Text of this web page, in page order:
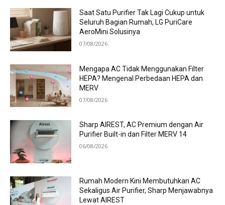
Saat Satu Purifier Tak Lagi Cukup untuk
Seluruh Bagian Rumah, LG PuriCare
AeroMini Solusinya
07/08/2026
Mengapa AC Tidak Menggunakan Filter
HEPA? Mengenal Perbedaan HEPA dan
MERV
07/08/2026
Sharp AIREST, AC Premium dengan Air
Purifier Built-in dan Filter MERV 14
06/08/2026
Rumah Modern Kini Membutuhkan AC
Sekaligus Air Purifier, Sharp Menjawabnya
Lewat AIREST